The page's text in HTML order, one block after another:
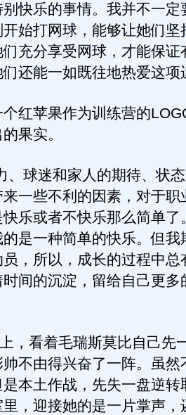
快乐的事情。我并不一定
始打网球，能够让她们坚
充分享受网球，才能保证
还能一如既往地热爱这项
苹果作为训练营的
果实。
球迷和家人的期待、状态
一些不利的因素，对于职
乐或者不快乐那么简单了
是一种简单的快乐。但我
，所以，成长的过程中总
间的沉淀，留给自己更多
看着毛瑞斯莫比自己先
不由得兴奋了一阵。虽然
本土作战，先失一盘逆转
，迎接她的是一片掌声，